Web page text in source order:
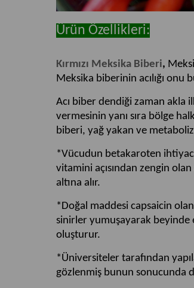
Ürün Özellikleri:
Kırmızı Meksika Biberi,
Meksika biberinin acılığı onu
Acı biber dendiği zaman
vermesinin yanı sıra bölge
biberi, yağ yakan ve
*Vücudun betakaroten
vitamini açısından zengin
altına alır.
*Doğal maddesi capsaicin
sinirler yumuşayarak beyinde
oluşturur.
*Üniversiteler tarafından
gözlenmiş bunun sonucunda